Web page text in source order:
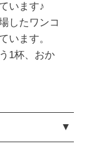
います♪
したワンコ
います。
1杯、おか